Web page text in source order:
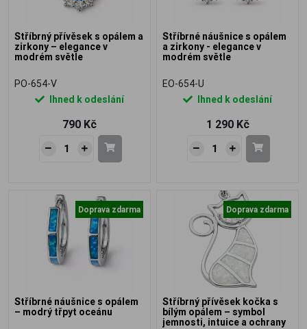
Stříbrný přívěsek s opálem a
zirkony – elegance v
modrém světle
PO-654-V
Ihned k odeslání
790 Kč
Stříbrné náušnice s opálem
a zirkony - elegance v
modrém světle
EO-654-U
Ihned k odeslání
1 290 Kč
Doprava zdarma
Stříbrné náušnice s opálem
– modrý třpyt oceánu
Doprava zdarma
Stříbrný přívěsek kočka s
bílým opálem – symbol
jemnosti, intuice a ochrany